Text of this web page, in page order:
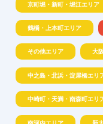
京町堀・新町・堀江エリア
鶴橋・上本町エリア
その他エリア 大
中之島・北浜・淀屋橋エリ
中崎町・天満・南森町エリ